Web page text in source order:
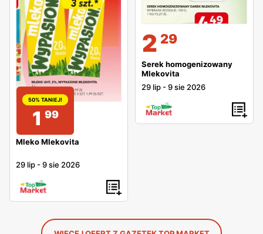
50% TANIEJ!
1 99
Mleko Mlekovita
29 lip -9 sie 2026
2 29
Serek homogenizowany
Mlekovita
29 lip -9 sie 2026